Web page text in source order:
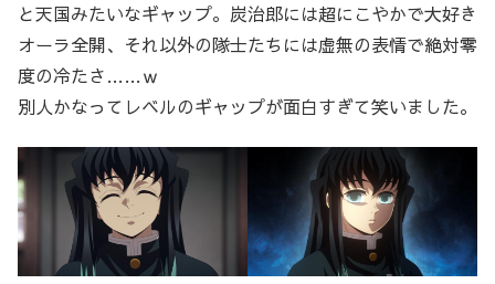
と天国みたいなギャップ。炭治郎には超にこやかで大好き
オーラ全開、それ以外の隊士たちには虚無の表情で絶対零
度の冷たさ……ｗ
別人かなってレベルのギャップが面白すぎて笑いました。